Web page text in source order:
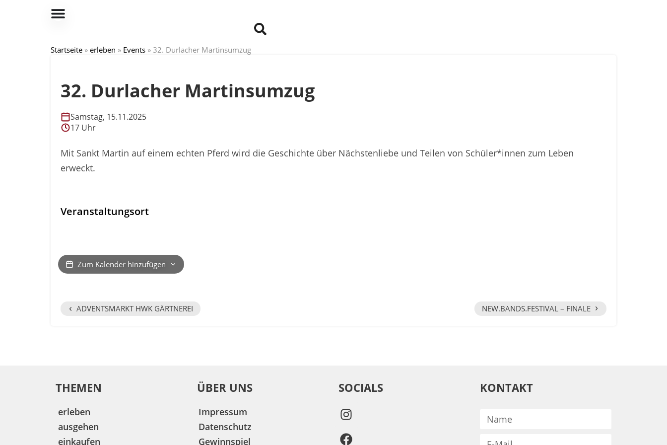
Startseite » erleben » Events » 32. Durlacher Martinsumzug
32. Durlacher Martinsumzug
Samstag, 15.11.2025
17 Uhr
Mit Sankt Martin auf einem echten Pferd wird die Geschichte über Nächstenliebe und Teilen von Schüler*innen zum Leben
erweckt.
Veranstaltungsort
Zum Kalender hinzufügen
‹ ADVENTSMARKT HWK GÄRTNEREI NEW.BANDS.FESTIVAL – FINALE ›
THEMEN
erleben
ausgehen
einkaufen
ÜBER UNS
Impressum
Datenschutz
Gewinnspiel
SOCIALS KONTAKT